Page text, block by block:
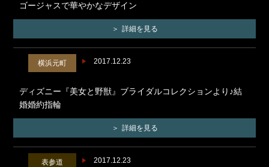
ゴージャスで華やかなデザイン
詳細を見る
2017.12.23
横浜元町
ディズニー『美女と野獣』ブライダルコレクションより♪結
婚婚約指輪
詳細を見る
2017.12.23
表参道